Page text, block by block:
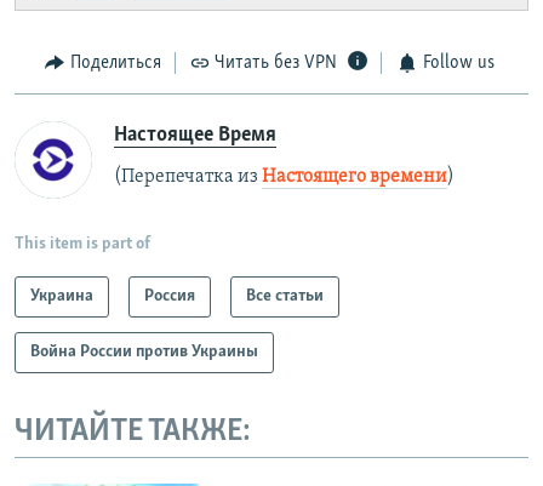
установить VPN
Поделиться Читать без VPN Follow us
Настоящее Время
(Перепечатка из Настоящего времени)
This item is part of
Украина Россия Все статьи
Война России против Украины
ЧИТАЙТЕ ТАКЖЕ: